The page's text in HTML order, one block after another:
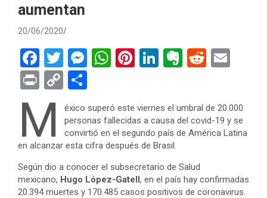
aumentan
20/06/2020
F
a
ce
b
o
o
k
T
wi
tt
er
M
n
g
er
W
s
A
p
p
Pi
es
t
Li
dI
n
E
ot
e
R
di
t
Pr
in
t
C
o
py
Li
n
k
ar
e
M
éxico superó este viernes el umbral de 20.000
personas fallecidas a causa del covid-19 y se
convirtió en el segundo país de América Latina
en alcanzar esta cifra después de Brasil.
Según dio a conocer el subsecretario de Salud
mexicano, Hugo López-Gatell, en el país hay confirmadas
20.394 muertes y 170.485 casos positivos de coronavirus.